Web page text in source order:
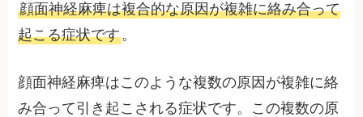
顔面神経麻痺は複合的な原因が複雑に絡み合って
起こる症状です。
顔面神経麻痺はこのような複数の原因が複雑に絡
み合って引き起こされる症状です。この複数の原